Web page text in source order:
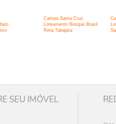
Campo Santa Cruz
Loteamento Bosque Brasil
Reta Tabajara
SEU IMÓVEL